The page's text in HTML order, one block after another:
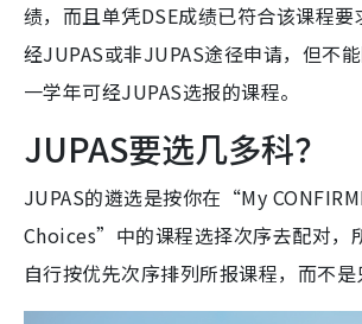
绩，而且单凭DSE成绩已符合该课程
经JUPAS或非JUPAS途径申请，但不
一学年可经JUPAS选报的课程。
JUPAS要选几多科？
JUPAS的遴选是按你在“My
Choices”中的课程选择次序去配对，
自行按优先次序排列所报课程，而不是